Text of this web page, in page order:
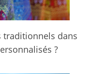
traditionnels dans
?